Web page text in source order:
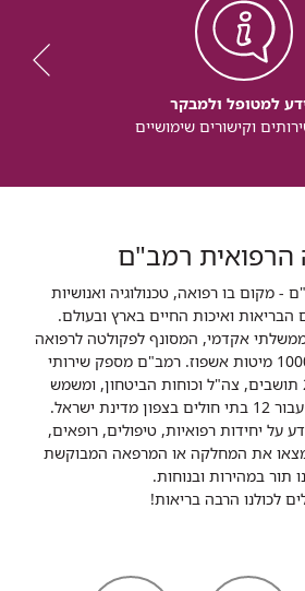
למטופל ולמבקר
וקישורים שימושיים
הרפואית רמב"ם
- מקום בו רפואה, טכנולוגיה ואנושיות
הבריאות ואיכות החיים בארץ ובעולם.
אקדמי, המסונף לפקולטה לרפואה
של הטכניון ומונה כ- 1000 מיטות אשפוז. רמב"ם מספק שירותי
רפואה לכ-2,700,000 תושבים, צה"ל וכוחות הביטחון, ומשמש
ישראל.
על יחידות רפואיות, טיפולים, רופאים,
מצאו את המחלקה או המרפאה המבוקשת
תור במהירות ובנוחות.
לכולנו הרבה בריאות!